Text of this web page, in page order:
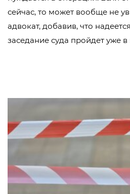
сейчас, то может вообще не
адвокат, добавив, что
заседание суда пройдет уже